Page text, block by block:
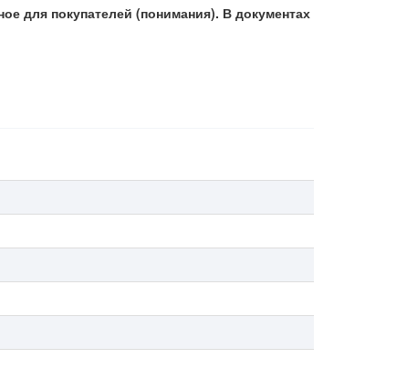
для покупателей (понимания). В документах